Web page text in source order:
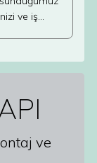
ve iş…
ve